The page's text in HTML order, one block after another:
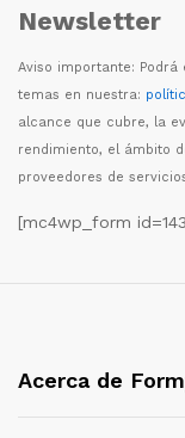
Newsletter
Aviso importante: Podrá
temas en nuestra:
alcance que cubre, la
rendimiento, el ámbito
proveedores de
[mc4wp_form
Acerca de